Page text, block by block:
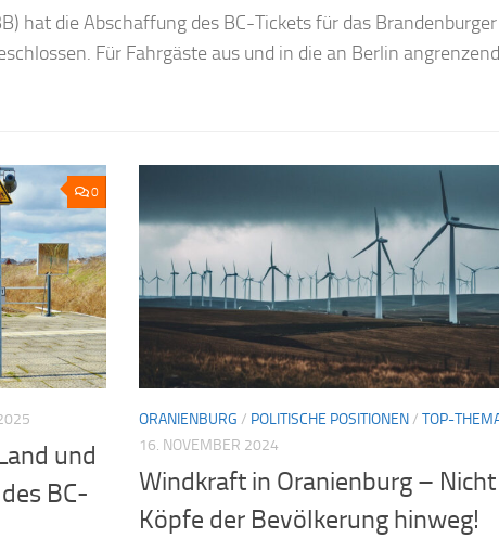
in Oranienburg. Hintergrund ist, dass auf dem Gebiet
ausgewiesen werden sollen. Zum einen handelt es sich
0
und
BC-
ORANIENBURG / POLITISCHE POSITIONEN/ TOP-
16. NOVEMBER 2024
Windkraft in Oranienburg –
Köpfe der Bevölkerung hinweg!